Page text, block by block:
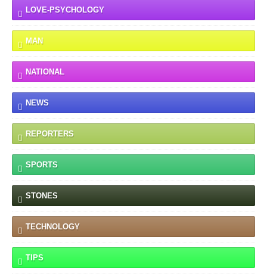
LOVE-PSYCHOLOGY
MAN
NATIONAL
NEWS
REPORTERS
SPORTS
STONES
TECHNOLOGY
TIPS